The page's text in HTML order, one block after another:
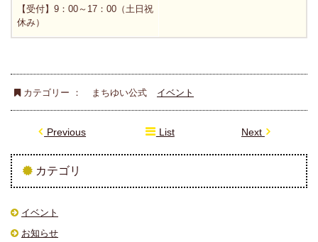
【受付】9：00～17：00（土日祝
休み）
カテゴリー ： まちゆい公式 イベント
Previous List Next
カテゴリ
イベント
お知らせ